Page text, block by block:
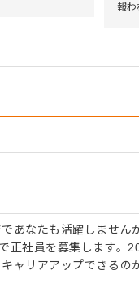
報わ
あなたも活躍しません
正社員を募集します。
ャリアアップできるの